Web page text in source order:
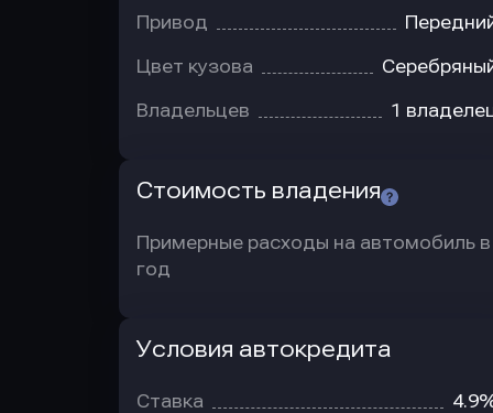
Привод
Цвет кузова
Владельцев 1
Стоимость владения
Примерные расходы на автомобиль в
год
Условия автокредита
Ставка